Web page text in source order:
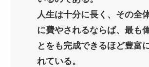
人生は十分に長く、その全
に費やされるならば、最も
とをも完成できるほど豊富
れている。